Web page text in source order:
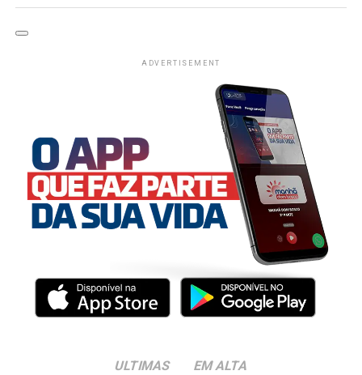
ADVERTISEMENT
ULTIMAS EM ALTA